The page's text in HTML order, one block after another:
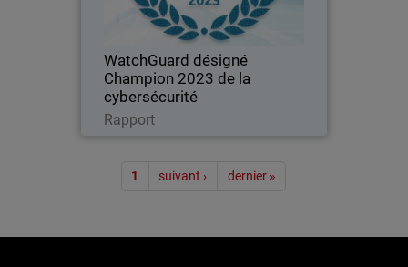
WatchGuard désigné
Champion 2023 de la
cybersécurité
Rapport
WatchGuard en tant que Cybersecurity
Channel Champion.
Lire maintenant
Pagination
1 suivant › dernier »